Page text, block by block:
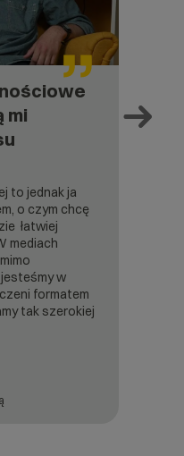
mi
to jednak ja
o czym chcę
łatwiej
mediach
w
formatem
tak szerokiej